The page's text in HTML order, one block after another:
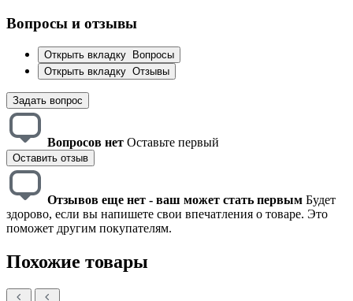
Вопросы и отзывы
Открыть вкладку
Вопросы
Открыть вкладку Отзывы
Задать вопрос
Вопросов нет Оставьте первый
Оставить отзыв
Отзывов еще нет - ваш может стать первым Будет
здорово, если вы напишете свои впечатления о товаре. Это
поможет другим покупателям.
Похожие товары